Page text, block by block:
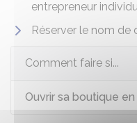
entrepreneur
Réserver le nom de
Comment faire si...
Ouvrir sa boutique